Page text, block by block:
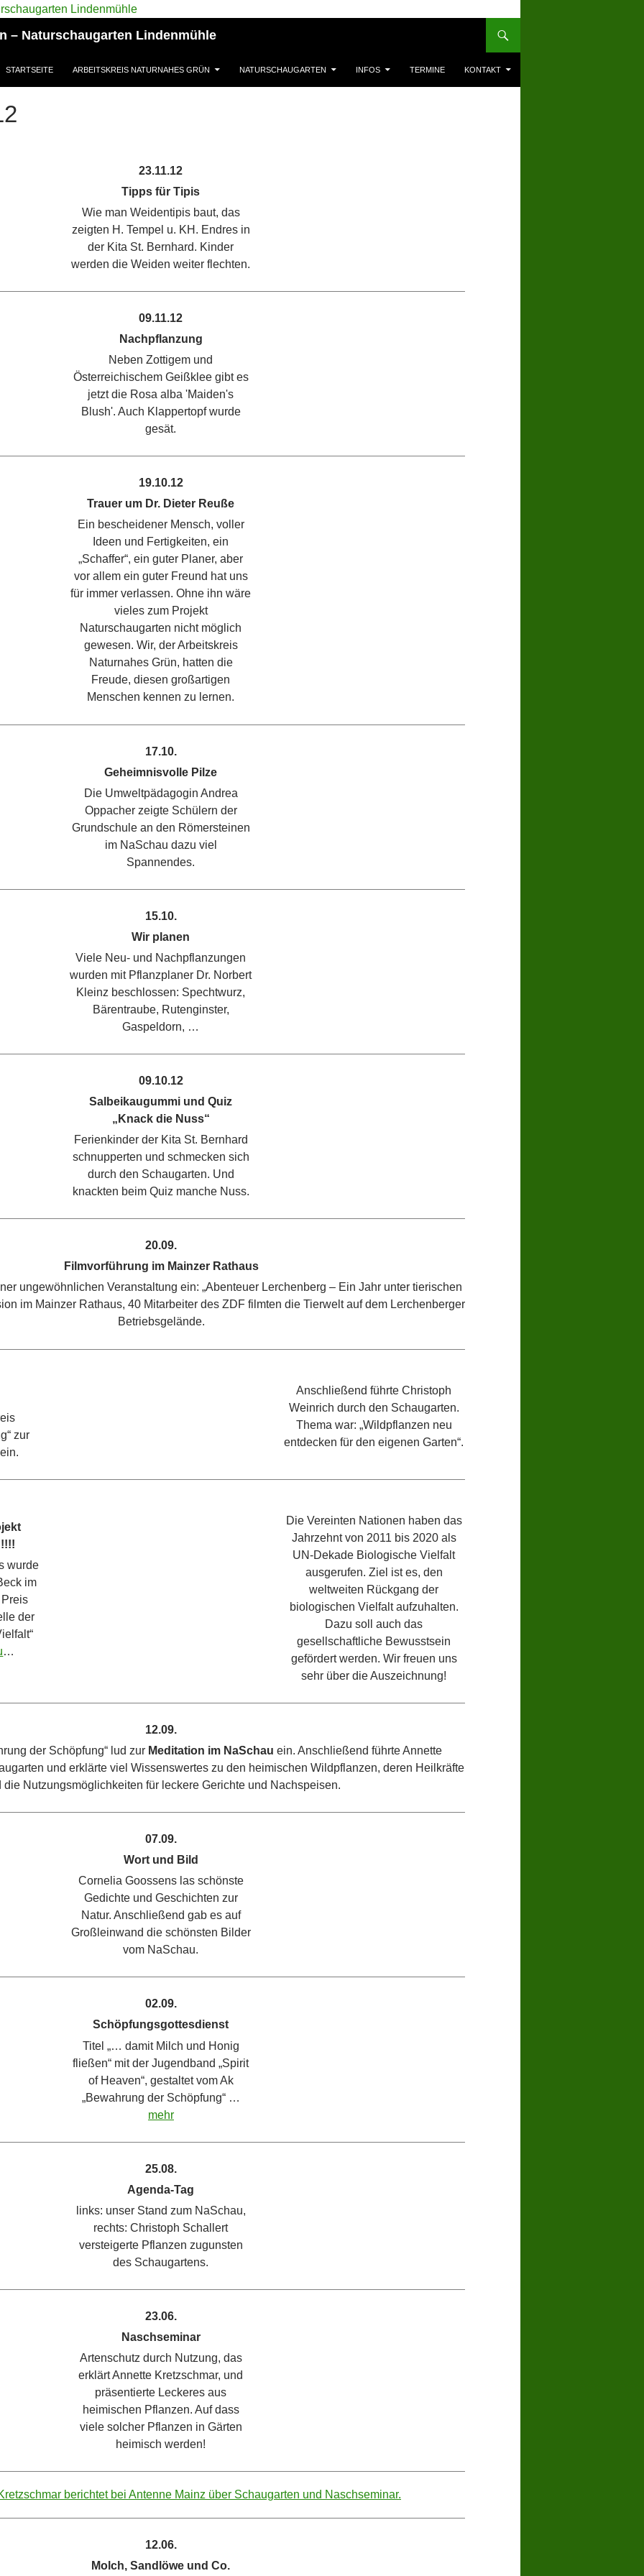
– Naturschaugarten Lindenmühle
STARTSEITE ARBEITSKREIS NATURNAHES GRÜN NATURSCHAUGARTEN INFOS TERMINE KONTAKT
23.11.12
Tipps für Tipis
Wie man Weidentipis baut, das
zeigten H. Tempel u. KH. Endres in
der Kita St. Bernhard. Kinder
werden die Weiden weiter flechten.
09.11.12
Nachpflanzung
Neben Zottigem und
Österreichischem Geißklee gibt es
jetzt die Rosa alba 'Maiden's
Blush'. Auch Klappertopf wurde
gesät.
19.10.12
Trauer um Dr. Dieter Reuße
Ein bescheidener Mensch, voller
Ideen und Fertigkeiten, ein
„Schaffer“, ein guter Planer, aber
vor allem ein guter Freund hat uns
für immer verlassen. Ohne ihn wäre
vieles zum Projekt
Naturschaugarten nicht möglich
gewesen. Wir, der Arbeitskreis
Naturnahes Grün, hatten die
Freude, diesen großartigen
Menschen kennen zu lernen.
17.10.
Geheimnisvolle Pilze
Die Umweltpädagogin Andrea
Oppacher zeigte Schülern der
Grundschule an den Römersteinen
im NaSchau dazu viel
Spannendes.
15.10.
Wir planen
Viele Neu- und Nachpflanzungen
wurden mit Pflanzplaner Dr. Norbert
Kleinz beschlossen: Spechtwurz,
Bärentraube, Rutenginster,
Gaspeldorn, …
09.10.12
Salbeikaugummi und Quiz
„Knack die Nuss“
Ferienkinder der Kita St. Bernhard
schnupperten und schmecken sich
durch den Schaugarten. Und
knackten beim Quiz manche Nuss.
20.09.
Filmvorführung im Mainzer Rathaus
ungewöhnlichen Veranstaltung ein: „Abenteuer Lerchenberg – Ein Jahr unter tierischen
im Mainzer Rathaus, 40 Mitarbeiter des ZDF filmten die Tierwelt auf dem Lerchenberger
Betriebsgelände.
zur
Anschließend führte Christoph
Weinrich durch den Schaugarten.
Thema war: „Wildpflanzen neu
entdecken für den eigenen Garten“.
wurde
im
der
…
Die Vereinten Nationen haben das
Jahrzehnt von 2011 bis 2020 als
UN-Dekade Biologische Vielfalt
ausgerufen. Ziel ist es, den
weltweiten Rückgang der
biologischen Vielfalt aufzuhalten.
Dazu soll auch das
gesellschaftliche Bewusstsein
gefördert werden. Wir freuen uns
sehr über die Auszeichnung!
12.09.
der Schöpfung“ lud zur Meditation im NaSchau ein. Anschließend führte Annette
und erklärte viel Wissenswertes zu den heimischen Wildpflanzen, deren Heilkräfte
die Nutzungsmöglichkeiten für leckere Gerichte und Nachspeisen.
07.09.
Wort und Bild
Cornelia Goossens las schönste
Gedichte und Geschichten zur
Natur. Anschließend gab es auf
Großleinwand die schönsten Bilder
vom NaSchau.
02.09.
Schöpfungsgottesdienst
Titel „… damit Milch und Honig
fließen“ mit der Jugendband „Spirit
of Heaven“, gestaltet vom Ak
„Bewahrung der Schöpfung“ …
mehr
25.08.
Agenda-Tag
links: unser Stand zum NaSchau,
rechts: Christoph Schallert
versteigerte Pflanzen zugunsten
des Schaugartens.
23.06.
Naschseminar
Artenschutz durch Nutzung, das
erklärt Annette Kretzschmar, und
präsentierte Leckeres aus
heimischen Pflanzen. Auf dass
viele solcher Pflanzen in Gärten
heimisch werden!
berichtet bei Antenne Mainz über Schaugarten und Naschseminar.
12.06.
Molch, Sandlöwe und Co.